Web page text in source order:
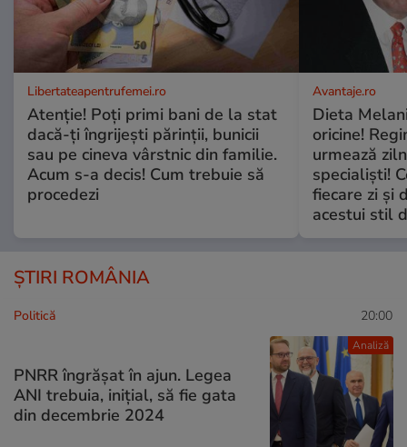
Libertateapentrufemei.ro
Atenție! Poți primi bani de la stat
dacă-ți îngrijești părinții, bunicii
sau pe cineva vârstnic din familie.
Acum s-a decis! Cum trebuie să
procedezi
Avantaje.ro
Dieta
oricine!
urmează
specialiști!
fiecare zi și
acestui stil
ȘTIRI ROMÂNIA
Analiză
Politică 20:00
PNRR îngrășat în ajun. Legea
ANI trebuia, inițial, să fie gata
din decembrie 2024